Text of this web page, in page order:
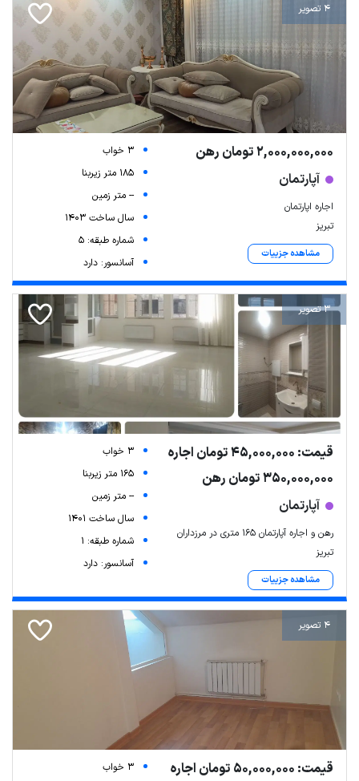
4 تصویر
2,000,000,000 تومان رهن
آپارتمان
اجاره اپارتمان
تبریز
مشاهده جزییات
3 خواب
185 متر زیربنا
-- متر زمین
سال ساخت 1403
شماره طبقه: 5
آسانسور: دارد
3 تصویر
قیمت: 45,000,000 تومان اجاره
350,000,000 تومان رهن
آپارتمان
رهن و اجاره آپارتمان 165 متری در مرزداران
تبریز
مشاهده جزییات
3 خواب
165 متر زیربنا
-- متر زمین
سال ساخت 1401
شماره طبقه: 1
آسانسور: دارد
4 تصویر
قیمت: 50,000,000 تومان اجاره
3 خواب